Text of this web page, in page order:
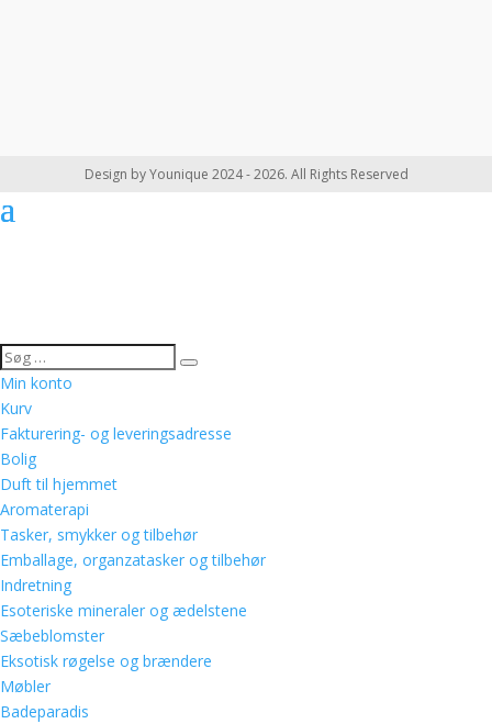
Design by Younique 2024 - 2026. All Rights Reserved
Min konto
Kurv
Fakturering- og leveringsadresse
Bolig
Duft til hjemmet
Aromaterapi
Tasker, smykker og tilbehør
Emballage, organzatasker og tilbehør
Indretning
Esoteriske mineraler og ædelstene
Sæbeblomster
Eksotisk røgelse og brændere
Møbler
Badeparadis